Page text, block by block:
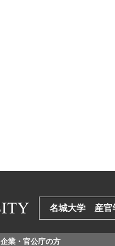
名城大学 産官
企業・官公庁の方